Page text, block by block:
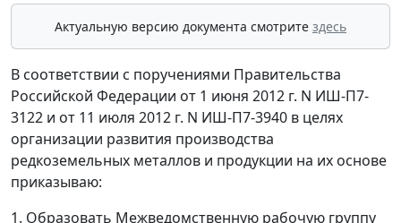
Актуальную версию документа смотрите здесь
В соответствии с поручениями Правительства
Российской Федерации от 1 июня 2012 г. N ИШ-П7-
3122 и от 11 июля 2012 г. N ИШ-П7-3940 в целях
организации развития производства
редкоземельных металлов и продукции на их основе
приказываю:
1. Образовать Межведомственную рабочую группу